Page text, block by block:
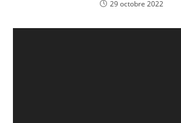
29 octobre 2022